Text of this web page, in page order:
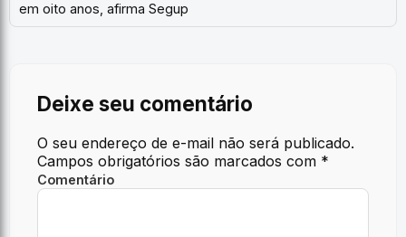
em oito anos, afirma Segup
Deixe seu comentário
O seu endereço de e-mail não será publicado.
Campos obrigatórios são marcados com *
Comentário